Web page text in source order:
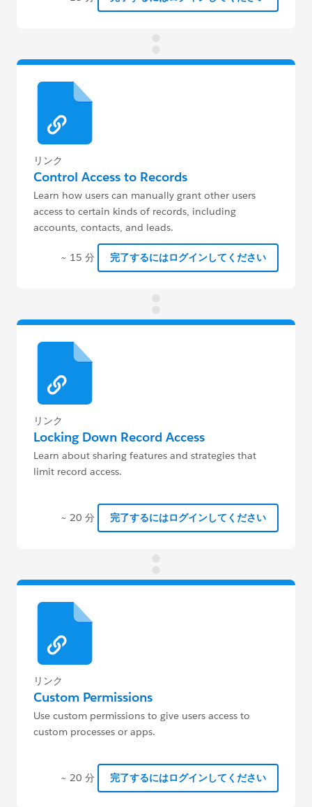
リンク
Control Access to Records
Learn how users can manually grant other users
access to certain kinds of records, including
accounts, contacts, and leads.
~ 15 分 完了するにはログインしてください
リンク
Locking Down Record Access
Learn about sharing features and strategies that
limit record access.
~ 20 分 完了するにはログインしてください
リンク
Custom Permissions
Use custom permissions to give users access to
custom processes or apps.
~ 20 分 完了するにはログインしてください